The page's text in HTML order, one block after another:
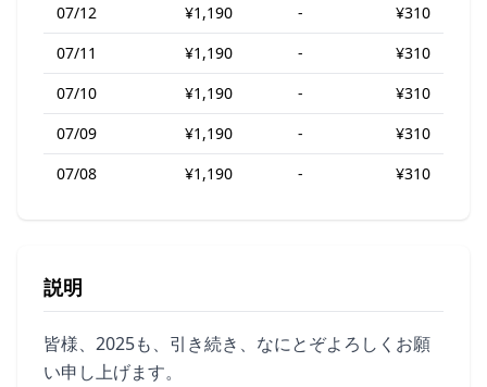
07/12
¥1,190 -
¥310
07/11
¥1,190 -
¥310
07/10
¥1,190 -
¥310
07/09
¥1,190 -
¥310
07/08
¥1,190 - ¥310
説明
皆様、2025も、引き続き、なにとぞよろしくお願
い申し上げます。